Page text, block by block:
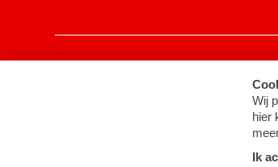
Cookie-instellingen